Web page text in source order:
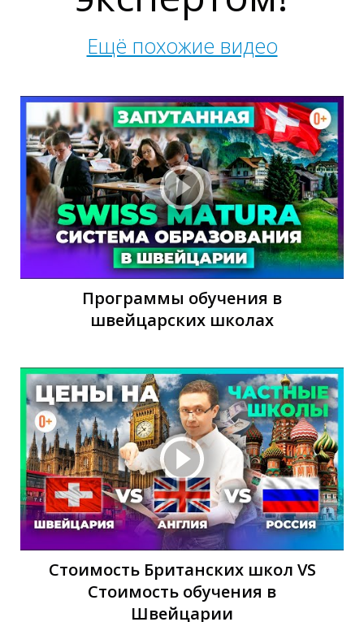
П
Ещё похожие видео
Программы обучения в
швейцарских школах
Стоимость Британских школ VS
Стоимость обучения в
Швейцарии